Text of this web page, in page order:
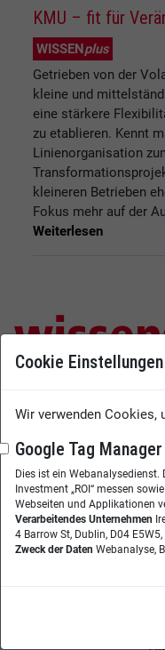
KMU – fit für
WISSENplus
Getrieben von der
kleine und
eine stärkere
zu etablieren. Kennt
Linienorganisation
kleineren Betrieben
Fokus mehr auf der
Weiterlesen
Das Magazin für
Cookie Einstellungen
Wir verwenden Cookies,
Google Tag Manager
Dies ist ein
Investment „ROI“ messen
Webseiten und Applikationen
Verarbeitendes Unternehmen
4 Barrow St, Dublin, D04 E5W5,
Zweck der Daten Webanalyse,